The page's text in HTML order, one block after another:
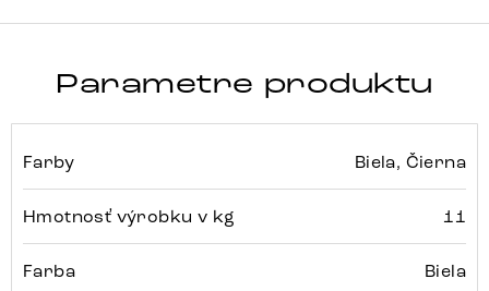
Parametre produktu
Farby Biela, Čierna
Hmotnosť výrobku v kg 11
Farba Biela